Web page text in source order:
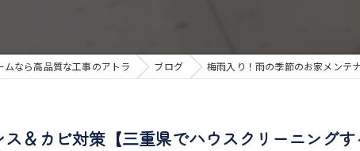
ムなら高品質な工事のアトラ ブログ 梅雨入り！雨の季節のお家メンテ
＆カビ対策【三重県でハウスクリーニングす